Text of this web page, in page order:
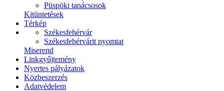
Püspöki tanácsosok
Kitüntetések
Térkép
Székesfehérvár
Székesfehérvárit nyomtat
Miserend
Linkgyűjtemény
Nyertes pályázatok
Közbeszerzés
Adatvédelem